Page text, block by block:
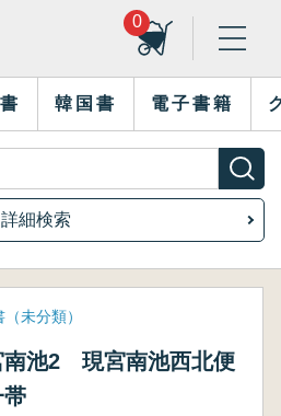
0
韓国書 電子書籍
詳細検索
未分類）
南池2 現宮南池西北便
帯